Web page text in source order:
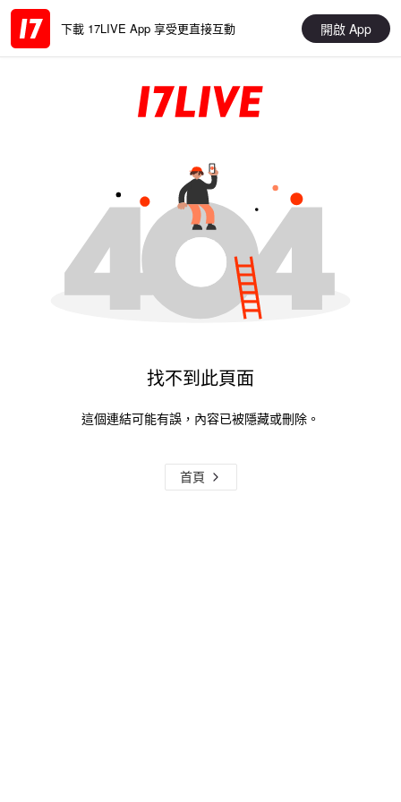
下載 17LIVE App 享受更直接互動 開啟 App
找不到此頁面
這個連結可能有誤，內容已被隱藏或刪除。
首頁